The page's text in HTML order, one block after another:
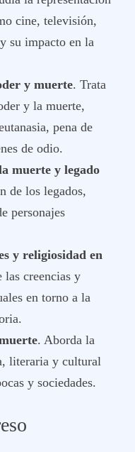
cine, televisión,
su impacto en la
y muerte. Trata
y la muerte,
pena de
de odio.
muerte y legado
de los legados,
personajes
y religiosidad en
las creencias y
en torno a la
. Aborda la
literaria y cultural
y sociedades.